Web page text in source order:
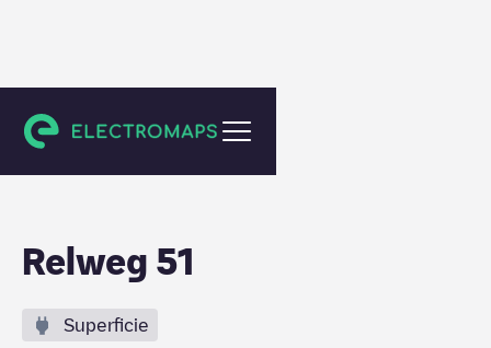
Wijk aan Zee
Relweg 51
Superficie